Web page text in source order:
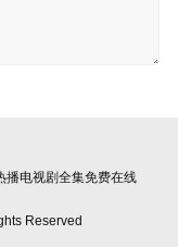
播电视剧全集免费在线
Reserved